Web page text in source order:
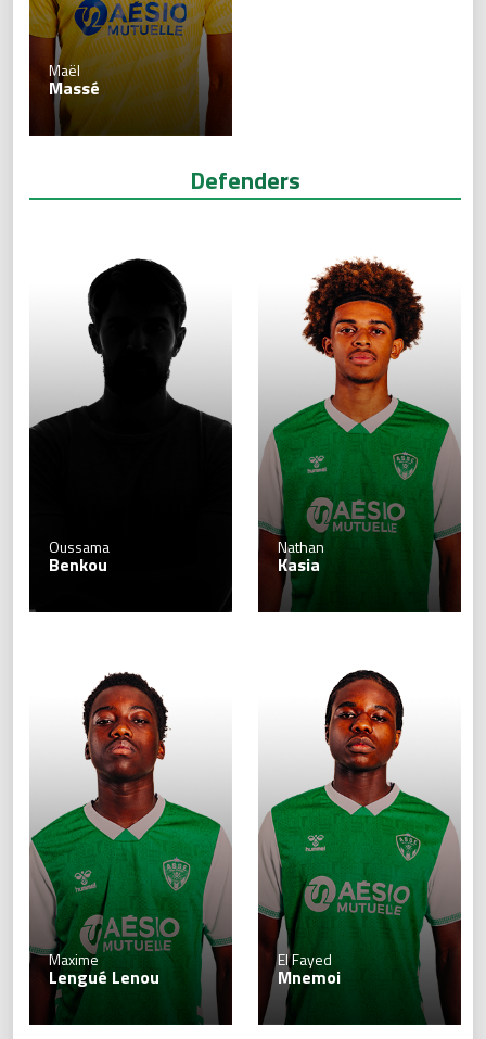
Maël
Massé
Defenders
Oussama
Benkou
Nathan
Kasia
Maxime
Lengué Lenou
El Fayed
Mnemoi